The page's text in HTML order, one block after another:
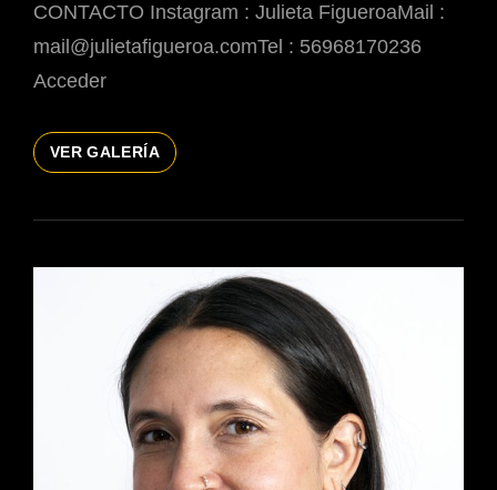
CONTACTO Instagram : Julieta FigueroaMail :
mail@julietafigueroa.comTel : 56968170236
Acceder
VER GALERÍAJULIETA
FIGUEROA